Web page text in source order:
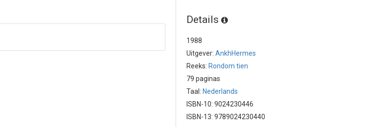
Details
1988
Uitgever: AnkhHermes
Reeks: Rondom tien
79 paginas
Taal: Nederlands
ISBN-10: 9024230446
ISBN-13: 9789024230440